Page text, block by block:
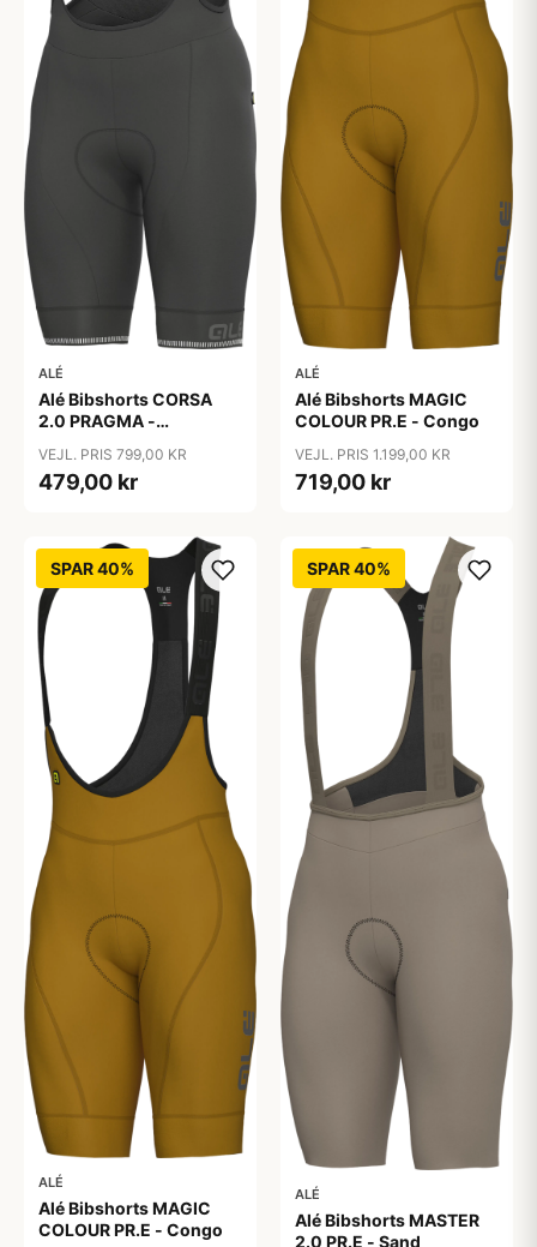
ALÉ
Alé Bibshorts CORSA
2.0 PRAGMA -
VEJL. PRIS 799,00 KR
479,00 kr
ALÉ
Alé Bibshorts MAGIC
COLOUR PR.E - Congo
VEJL. PRIS 1.199,00 KR
719,00 kr
SPAR 40%
ALÉ
Alé Bibshorts MAGIC
COLOUR PR.E - Congo
SPAR 40%
ALÉ
Alé Bibshorts MASTER
2.0 PR.E - Sand